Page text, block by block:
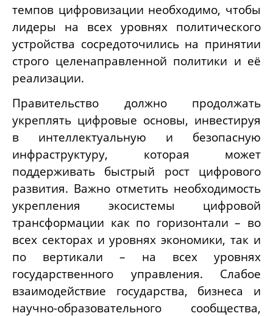
темпов цифровизации необходимо, чтобы
лидеры на всех уровнях политического
устройства сосредоточились на принятии
строго целенаправленной политики и её
реализации.
Правительство должно продолжать
укреплять цифровые основы, инвестируя
в интеллектуальную и безопасную
инфраструктуру, которая может
поддерживать быстрый рост цифрового
развития. Важно отметить необходимость
укрепления экосистемы цифровой
трансформации как по горизонтали – во
всех секторах и уровнях экономики, так и
по вертикали – на всех уровнях
государственного управления. Слабое
взаимодействие государства, бизнеса и
научно-образовательного сообщества,